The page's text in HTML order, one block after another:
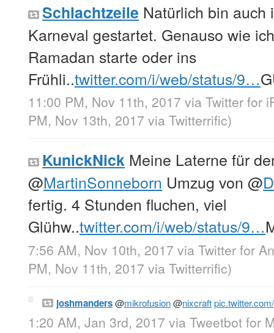
Schlachtzeile Natürlich bin auch
Karneval gestartet. Genauso wie
Ramadan starte oder ins
Frühli..twitter.com/i/web/status/9…
11:00 PM, Nov 11th, 2017 via Twitter for
PM, Nov 13th, 2017 via Twitterrific)
KunickNick Meine Laterne für
@MartinSonneborn Umzug von @
fertig. 4 Stunden fluchen, viel
Glühw..twitter.com/i/web/status/9…
7:56 AM, Nov 10th, 2017 via Twitter for
PM, Nov 11th, 2017 via Twitterrific)
joshmanders@mikrofusion@nixcraft
1:20 AM, Jan 3rd, 2017 via Tweetbot for